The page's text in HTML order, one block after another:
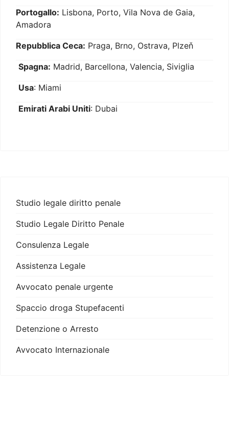
Portogallo: Lisbona, Porto, Vila Nova de Gaia,
Amadora
Repubblica Ceca: Praga, Brno, Ostrava, Plzeň
Spagna: Madrid, Barcellona, Valencia, Siviglia
Usa: Miami
Emirati Arabi Uniti: Dubai
Studio legale diritto penale
Studio Legale Diritto Penale
Consulenza Legale
Assistenza Legale
Avvocato penale urgente
Spaccio droga Stupefacenti
Detenzione o Arresto
Avvocato Internazionale